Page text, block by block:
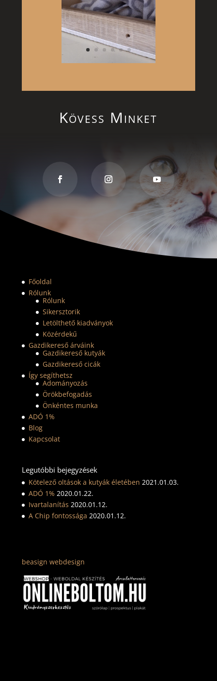
Kövess Minket
Főoldal
Rólunk
Rólunk
Sikersztorik
Letölthető kiadványok
Közérdekű
Gazdikereső árváink
Gazdikereső kutyák
Gazdikereső cicák
Így segíthetsz
Adományozás
Örökbefogadás
Önkéntes munka
ADÓ 1%
Blog
Kapcsolat
Legutóbbi bejegyzések
Kötelező oltások a kutyák életében 2021.01.03.
ADÓ 1% 2020.01.22.
Ivartalanítás 2020.01.12.
A Chip fontossága 2020.01.12.
beasign webdesign